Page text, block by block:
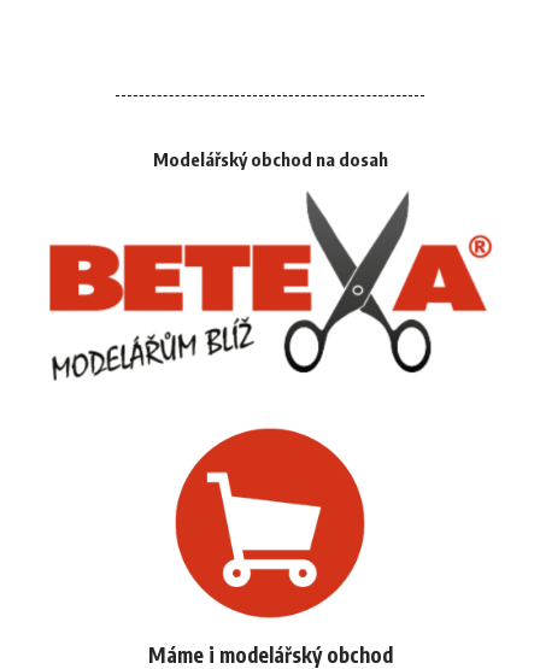
Modelářský obchod na dosah
Máme i modelářský obchod